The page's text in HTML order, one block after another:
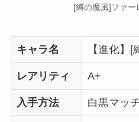
[縛の魔風]ファー
キャラ名 【進化】
レアリティ A+
入手方法 白黒マッ